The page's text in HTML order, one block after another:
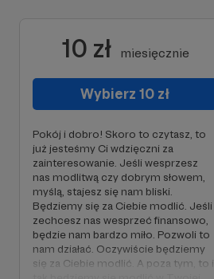
10 zł miesięcznie
Wybierz 10 zł
Pokój i dobro! Skoro to czytasz, to
już jesteśmy Ci wdzięczni za
zainteresowanie. Jeśli wesprzesz
nas modlitwą czy dobrym słowem,
myślą, stajesz się nam bliski.
Będziemy się za Ciebie modlić. Jeśli
zechcesz nas wesprzeć finansowo,
będzie nam bardzo miło. Pozwoli to
nam działać. Oczywiście będziemy
się za Ciebie modlić. A poza tym, to i